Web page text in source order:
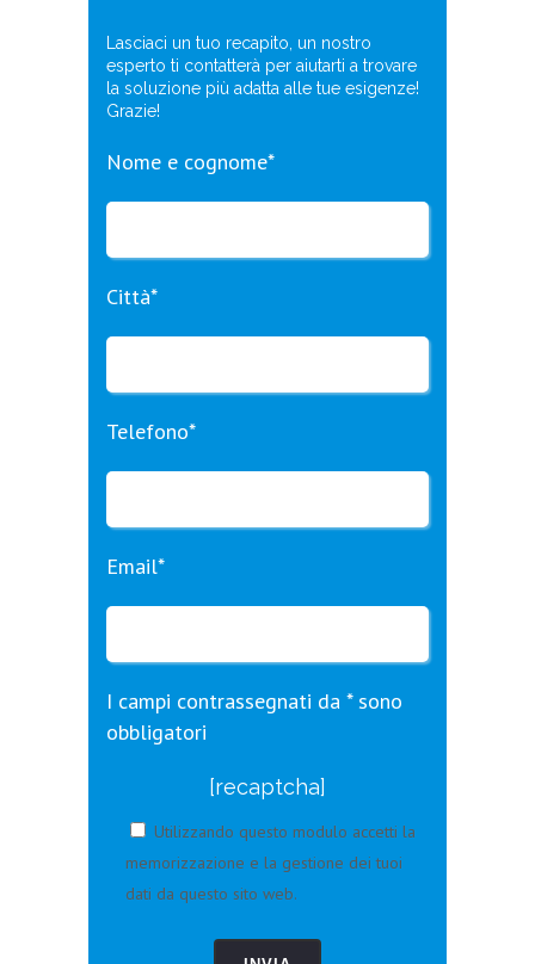
Lasciaci un tuo recapito, un nostro
esperto ti contatterà per aiutarti a trovare
la soluzione più adatta alle tue esigenze!
Grazie!
Nome e cognome*
Città*
Telefono*
Email*
I campi contrassegnati da * sono
obbligatori
[recaptcha]
Utilizzando questo modulo accetti la
memorizzazione e la gestione dei tuoi
dati da questo sito web.